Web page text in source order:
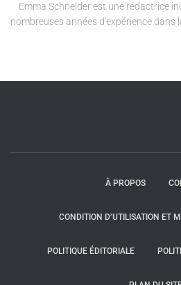
Emma Schneider est une rédactrice
nombreuses années d'expérience dans
À PROPOS
CONDITION D’UTILISATION ET
POLITIQUE ÉDITORIALE